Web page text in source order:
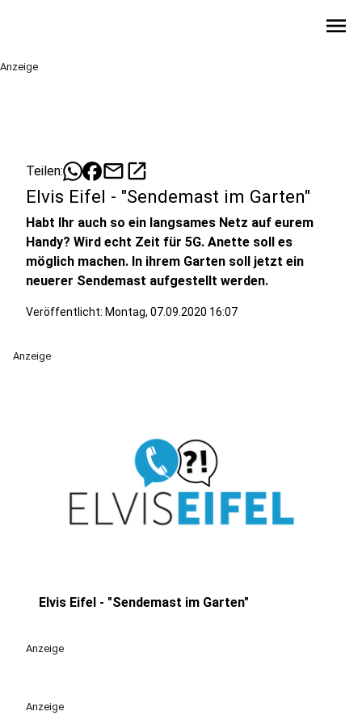
menu
Anzeige
Teilen: mailopen_in_new
Elvis Eifel - "Sendemast im Garten"
Habt Ihr auch so ein langsames Netz auf eurem
Handy? Wird echt Zeit für 5G. Anette soll es
möglich machen. In ihrem Garten soll jetzt ein
neuerer Sendemast aufgestellt werden.
Veröffentlicht: Montag, 07.09.2020 16:07
Anzeige
Elvis Eifel - "Sendemast im Garten"
Anzeige
Anzeige